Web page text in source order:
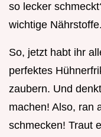
so lecker
wichtige Nährstoffe.
So, jetzt habt ihr
perfektes
zaubern. Und
machen! Also, ran
schmecken! Traut